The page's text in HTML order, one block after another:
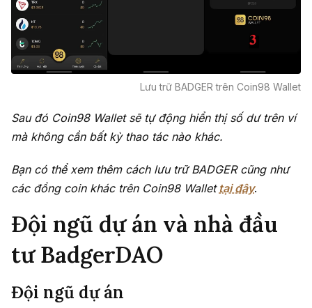
Lưu trữ BADGER trên Coin98 Wallet
Sau đó Coin98 Wallet sẽ tự động hiển thị số dư trên ví
mà không cần bất kỳ thao tác nào khác.
Bạn có thể xem thêm cách lưu trữ BADGER cũng như
các đồng coin khác trên Coin98 Wallet tại đây.
Đội ngũ dự án và nhà đầu
tư BadgerDAO
Đội ngũ dự án